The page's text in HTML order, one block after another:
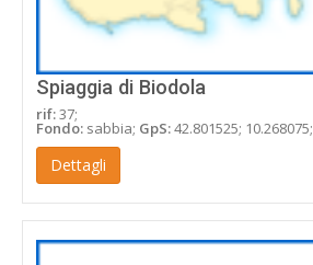
Spiaggia di Biodola
rif:37;
Fondo: sabbia; GpS:42.801525; 10.268075;
Dettagli